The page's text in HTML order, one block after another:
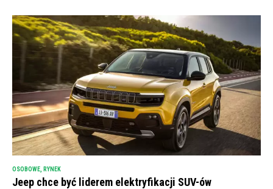
OSOBOWE RYNEK
Jeep chce być liderem elektryfikacji SUV-ów